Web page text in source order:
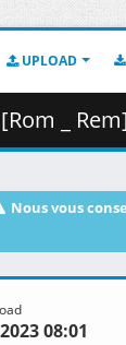
UPLOAD
_ Rem]
Nous vous
08:01